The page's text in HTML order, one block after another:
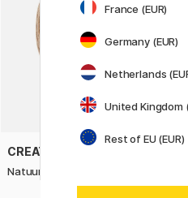
CREATIV COMPANY
Natuurlijk touw 180 m
France (EUR)
Germany (EUR)
Netherlands
United Kingdom
Rest of EU (EUR)